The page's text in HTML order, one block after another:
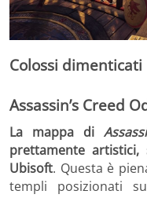
Colossi dimenticati
Assassin’s Creed
La mappa di
prettamente artistici,
Ubisoft. Questa è
templi posizionati